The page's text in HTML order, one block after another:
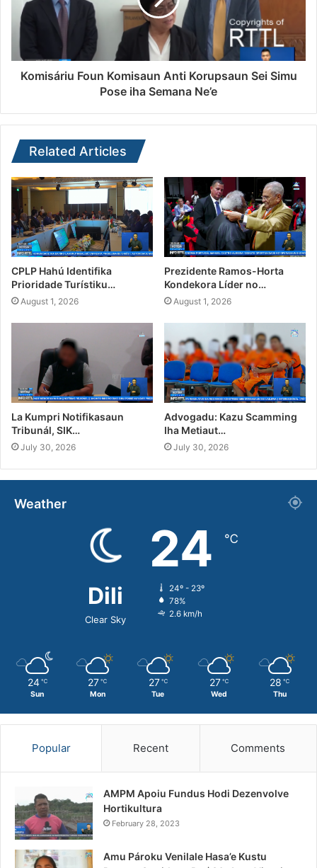
Komisáriu Foun Komisaun Anti Korupsaun Sei Simu
Pose iha Semana Ne’e
Related Articles
CPLP Hahú Identifika
Prioridade Turístiku…
August 1, 2026
Prezidente Ramos-Horta
Kondekora Líder no…
August 1, 2026
La Kumpri Notifikasaun
Tribunál, SIK…
July 30, 2026
Advogadu: Kazu Scamming
Iha Metiaut…
July 30, 2026
Weather
Dili
Clear Sky
24 ℃
24º - 23º
78%
2.6 km/h
24 ℃
Sun
27 ℃
Mon
27 ℃
Tue
27 ℃
Wed
28 ℃
Thu
Popular Recent Comments
AMPM Apoiu Fundus Hodi Dezenvolve
Hortikultura
February 28, 2023
Amu Pároku Venilale Hasa’e Kustu